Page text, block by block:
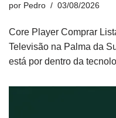
por Pedro 03/08/2026
Core Player Comprar
Televisão na Palma da
está por dentro da